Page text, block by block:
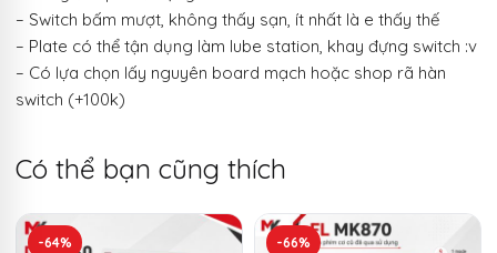
– Switch bấm mượt, không thấy sạn, ít nhất là e thấy thế
– Plate có thể tận dụng làm lube station, khay đựng switch :v
– Có lựa chọn lấy nguyên board mạch hoặc shop rã hàn
switch (+100k)
Có thể bạn cũng thích
-64% -66%